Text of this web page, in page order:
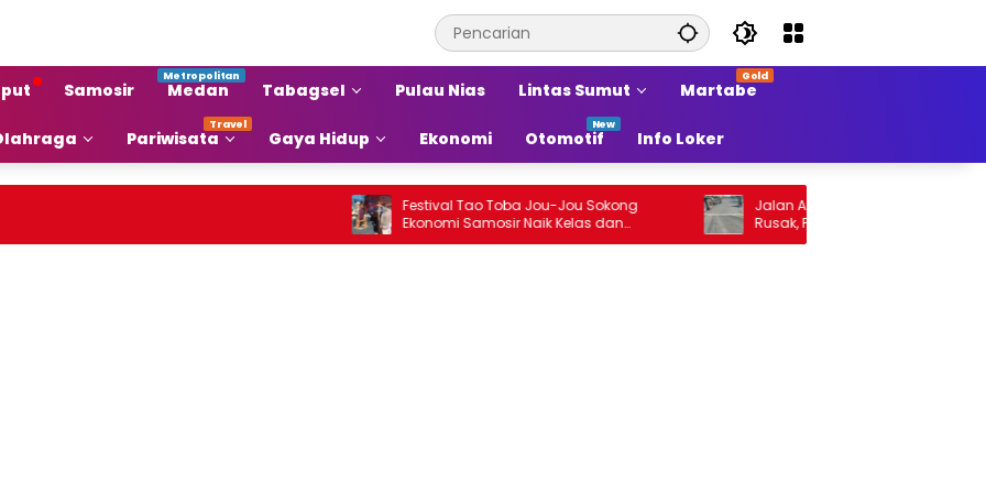
Samosir Medan Tabagsel Pulau Nias Lintas Sumut Martabe
Pariwisata Gaya Hidup Ekonomi Otomotif Info Loker
Festival Tao Toba Jou-Jou Sokong
Ekonomi Samosir Naik Kelas dan
Pariwisata Menjadi Sumber Pertumbuhan
Jalan Arteri Stabat–Pangkalan Brandan
Rusak, Pengendara Terancam Celaka